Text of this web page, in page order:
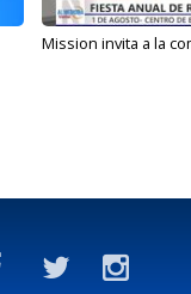
Mission invita a la